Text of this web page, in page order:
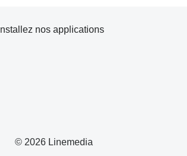
© 2026 Linemedia
Installez nos applications